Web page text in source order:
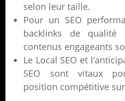
selon leur taille.
Pour un SEO
backlinks de
contenus engageants
Le Local SEO et
SEO sont vitaux
position compétitive